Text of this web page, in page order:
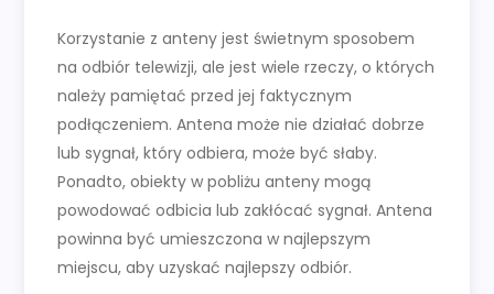
Korzystanie z anteny jest świetnym sposobem
na odbiór telewizji, ale jest wiele rzeczy, o których
należy pamiętać przed jej faktycznym
podłączeniem. Antena może nie działać dobrze
lub sygnał, który odbiera, może być słaby.
Ponadto, obiekty w pobliżu anteny mogą
powodować odbicia lub zakłócać sygnał. Antena
powinna być umieszczona w najlepszym
miejscu, aby uzyskać najlepszy odbiór.